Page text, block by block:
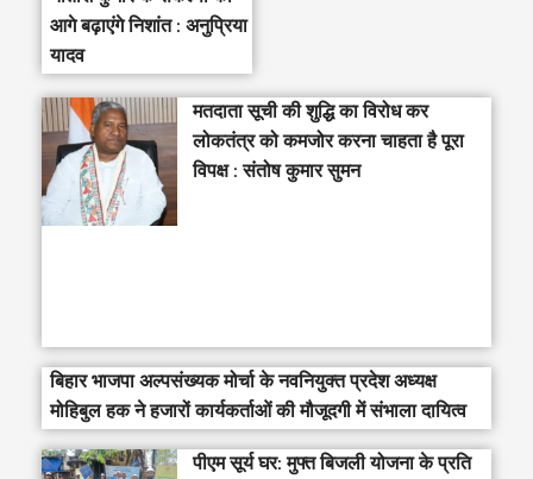
आगे बढ़ाएंगे निशांत : अनुप्रिया
यादव
मतदाता सूची की शुद्धि का विरोध कर
लोकतंत्र को कमजोर करना चाहता है पूरा
विपक्ष : संतोष कुमार सुमन
बिहार भाजपा अल्पसंख्यक मोर्चा के नवनियुक्त प्रदेश अध्यक्ष
मोहिबुल हक ने हजारों कार्यकर्ताओं की मौजूदगी में संभाला दायित्व
पीएम सूर्य घर: मुफ्त बिजली योजना के प्रति